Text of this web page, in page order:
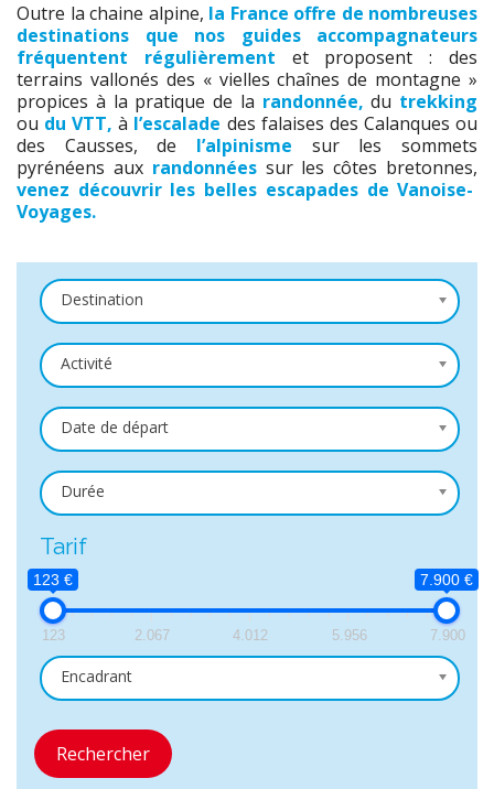
Outre la chaine alpine, la France offre de nombreuses
destinations
que nos guides accompagnateurs
fréquentent régulièrement et proposent : des
terrains vallonés des « vielles chaînes de montagne »
propices à la pratique de la randonnée, du trekking
ou du VTT, à l’escalade des falaises des Calanques ou
des Causses, de l’alpinisme sur les sommets
pyrénéens aux randonnéessur les côtes bretonnes,
venez découvrir les belles escapades de Vanoise-
Voyages.
Destination
Activité
Date de départ
Durée
Tarif
123 € 7.900 €
123 2.067 4.012 5.956 7.900
Encadrant
Rechercher